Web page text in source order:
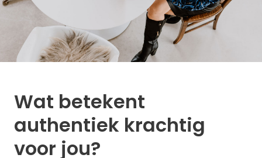
Wat betekent
authentiek krachtig
voor jou?